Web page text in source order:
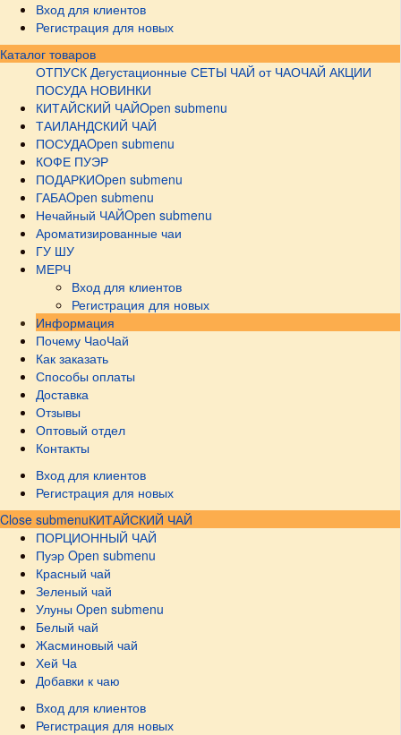
Вход для клиентов
Регистрация для новых
Каталог товаров
ОТПУСК Дегустационные СЕТЫ ЧАЙ от ЧАОЧАЙ АКЦИИ
ПОСУДА НОВИНКИ
КИТАЙСКИЙ ЧАЙOpen submenu
ТАИЛАНДСКИЙ ЧАЙ
ПОСУДАOpen submenu
КОФЕ ПУЭР
ПОДАРКИOpen submenu
ГАБАOpen submenu
Нечайный ЧАЙOpen submenu
Ароматизированные чаи
ГУ ШУ
МЕРЧ
Вход для клиентов
Регистрация для новых
Информация
Почему ЧаоЧай
Как заказать
Способы оплаты
Доставка
Отзывы
Оптовый отдел
Контакты
Вход для клиентов
Регистрация для новых
Close submenuКИТАЙСКИЙ ЧАЙ
ПОРЦИОННЫЙ ЧАЙ
Пуэр Open submenu
Красный чай
Зеленый чай
Улуны Open submenu
Белый чай
Жасминовый чай
Хей Ча
Добавки к чаю
Вход для клиентов
Регистрация для новых